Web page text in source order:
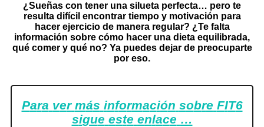
¿Sueñas con tener una silueta perfecta… pero te
resulta difícil encontrar tiempo y motivación para
hacer ejercicio de manera regular? ¿Te falta
información sobre cómo hacer una dieta equilibrada,
qué comer y qué no? Ya puedes dejar de preocuparte
por eso.
Para ver más información sobre FIT6
sigue este enlace …